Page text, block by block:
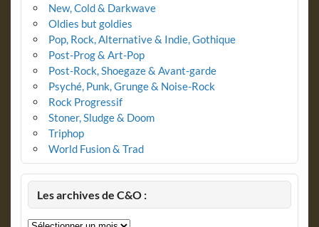
New, Cold & Darkwave
Oldies but goldies
Pop, Rock, Alternative & Indie, Gothique
Post-Prog & Art-Pop
Post-Rock, Shoegaze & Avant-garde
Psyché, Punk, Grunge & Noise-Rock
Rock Progressif
Stoner, Sludge & Doom
Triphop
World Fusion & Trad
Les archives de C&O :
Les